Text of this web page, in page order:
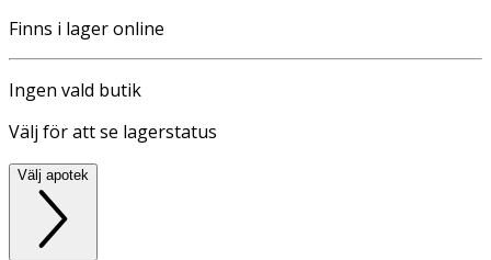
Finns i lager online
Ingen vald butik
Välj för att se lagerstatus
Välj apotek